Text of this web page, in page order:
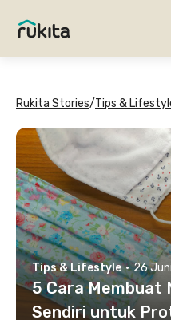
Rukita Stories/Tips &
Tips & Lifestyle · 26
5 Cara Membuat
Sendiri untuk